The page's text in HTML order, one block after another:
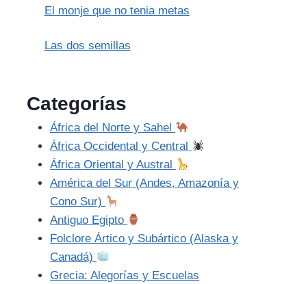
El monje que no tenia metas
Las dos semillas
Categorías
África del Norte y Sahel
África Occidental y Central
África Oriental y Austral
América del Sur (Andes, Amazonía y
Cono Sur)
Antiguo Egipto
Folclore Ártico y Subártico (Alaska y
Canadá)
Grecia: Alegorías y Escuelas